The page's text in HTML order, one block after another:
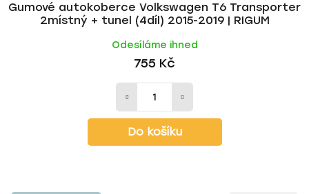
Gumové autokoberce Volkswagen T6 Transporter
2místný + tunel (4díl) 2015-2019 | RIGUM
Odesíláme ihned
755 Kč
Do košíku